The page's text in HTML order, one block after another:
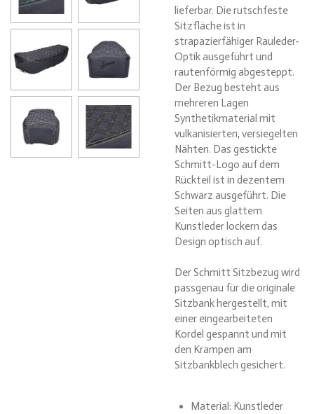
lieferbar. Die rutschfeste
Sitzfläche ist in
strapazierfähiger Rauleder-
Optik ausgeführt und
rautenförmig abgesteppt.
Der Bezug besteht aus
mehreren Lagen
Synthetikmaterial mit
vulkanisierten, versiegelten
Nähten. Das gestickte
Schmitt-Logo auf dem
Rückteil ist in dezentem
Schwarz ausgeführt. Die
Seiten aus glattem
Kunstleder lockern das
Design optisch auf.
Der Schmitt Sitzbezug wird
passgenau für die originale
Sitzbank hergestellt, mit
einer eingearbeiteten
Kordel gespannt und mit
den Krampen am
Sitzbankblech gesichert.
Material: Kunstleder